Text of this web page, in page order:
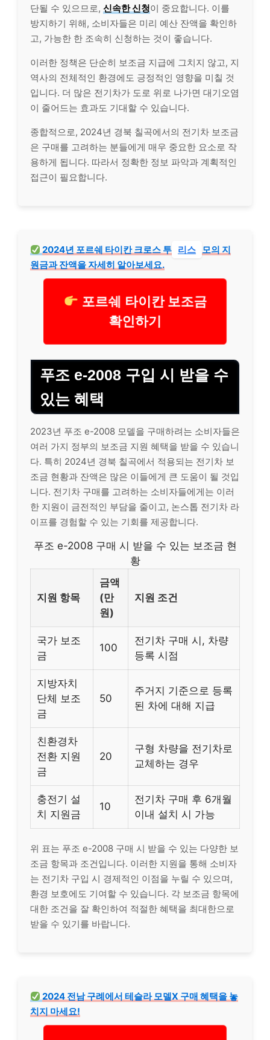
단될 수 있으므로, 신속한 신청이 중요합니다. 이를
방지하기 위해, 소비자들은 미리 예산 잔액을 확인하
고, 가능한 한 조속히 신청하는 것이 좋습니다.
이러한 정책은 단순히 보조금 지급에 그치지 않고, 지
역사의 전체적인 환경에도 긍정적인 영향을 미칠 것
입니다. 더 많은 전기차가 도로 위로 나가면 대기오염
이 줄어드는 효과도 기대할 수 있습니다.
종합적으로, 2024년 경북 칠곡에서의 전기차 보조금
은 구매를 고려하는 분들에게 매우 중요한 요소로 작
용하게 됩니다. 따라서 정확한 정보 파악과 계획적인
접근이 필요합니다.
2024년 포르쉐 타이칸 크로스 투 리스 모의 지
원금과 잔액을 자세히 알아보세요.
포르쉐 타이칸 보조금
확인하기
푸조 e-2008 구입 시 받을 수
있는 혜택
2023년 푸조 e-2008 모델을 구매하려는 소비자들은
여러 가지 정부의 보조금 지원 혜택을 받을 수 있습니
다. 특히 2024년 경북 칠곡에서 적용되는 전기차 보
조금 현황과 잔액은 많은 이들에게 큰 도움이 될 것입
니다. 전기차 구매를 고려하는 소비자들에게는 이러
한 지원이 금전적인 부담을 줄이고, 논스톱 전기차 라
이프를 경험할 수 있는 기회를 제공합니다.
푸조 e-2008 구매 시 받을 수 있는 보조금 현
황
지원 항목
금액
(만
원)
지원 조건
국가 보조
금
100
전기차 구매 시, 차량
등록 시점
지방자치
단체 보조
금
50
주거지 기준으로 등록
된 차에 대해 지급
친환경차
전환 지원
금
20
구형 차량을 전기차로
교체하는 경우
충전기 설
치 지원금
10
전기차 구매 후 6개월
이내 설치 시 가능
위 표는 푸조 e-2008 구매 시 받을 수 있는 다양한 보
조금 항목과 조건입니다. 이러한 지원을 통해 소비자
는 전기차 구입 시 경제적인 이점을 누릴 수 있으며,
환경 보호에도 기여할 수 있습니다. 각 보조금 항목에
대한 조건을 잘 확인하여 적절한 혜택을 최대한으로
받을 수 있기를 바랍니다.
2024 전남 구례에서 테슬라 모델X 구매 혜택을 놓
치지 마세요!